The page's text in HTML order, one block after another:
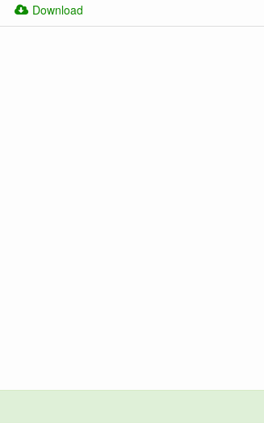
Download